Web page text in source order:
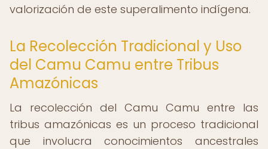
valorización de este superalimento indígena.
La Recolección Tradicional y Uso
del Camu Camu entre Tribus
Amazónicas
La recolección del Camu Camu entre las
tribus amazónicas es un proceso tradicional
que involucra conocimientos ancestrales